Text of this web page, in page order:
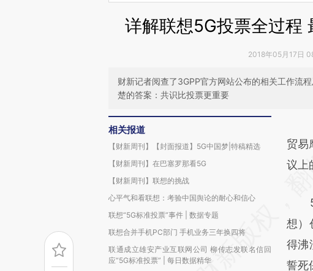
详解联想5G投票全过程
2018年05月17日
财新记者阅查了3GPP官方网站公布的相关工作流
楚的答案：共识比投票更重要
相关报道
【财新周刊】【封面报道】5G中国梦|特稿精选
【财新周刊】在巴塞罗那看5G
【财新周刊】联想的挑战
心平气和看联想：考验中国舆论的耐心和信心
联想“5G标准投票”事件 | 数据专题
联想合并手机PC部门 手机业务三年换四将
联通成立雄安产业互联网公司 柳传志发联名信回
应“5G标准投票” | 每日数据精华
请
而
财新
比对
贸易
议上
5
想）
得沸
誓死